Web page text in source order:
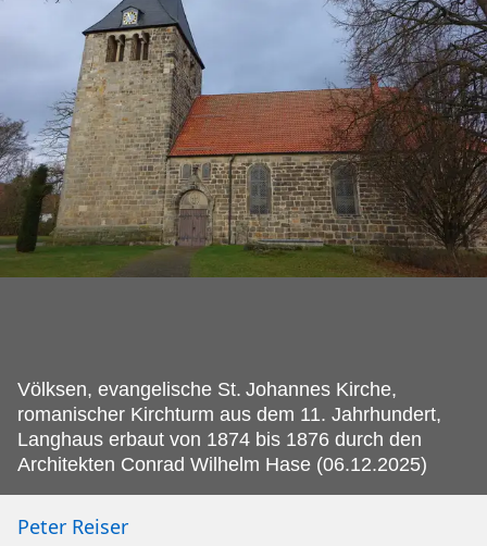
Völksen, evangelische St. Johannes Kirche,
romanischer Kirchturm aus dem 11. Jahrhundert,
Langhaus erbaut von 1874 bis 1876 durch den
Architekten Conrad Wilhelm Hase (06.12.2025)
Peter Reiser